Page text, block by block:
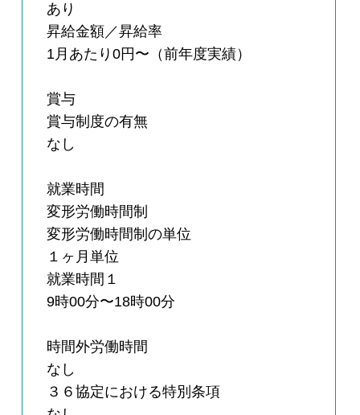
あり
昇給金額／昇給率
1月あたり0円〜（前年度実績）
賞与
賞与制度の有無
なし
就業時間
変形労働時間制
変形労働時間制の単位
１ヶ月単位
就業時間１
9時00分〜18時00分
時間外労働時間
なし
３６協定における特別条項